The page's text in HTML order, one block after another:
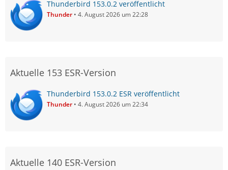
Thunderbird 153.0.2 veröffentlicht
Thunder 4. August 2026 um 22:28
Aktuelle 153 ESR-Version
Thunderbird 153.0.2 ESR veröffentlicht
Thunder 4. August 2026 um 22:34
Aktuelle 140 ESR-Version